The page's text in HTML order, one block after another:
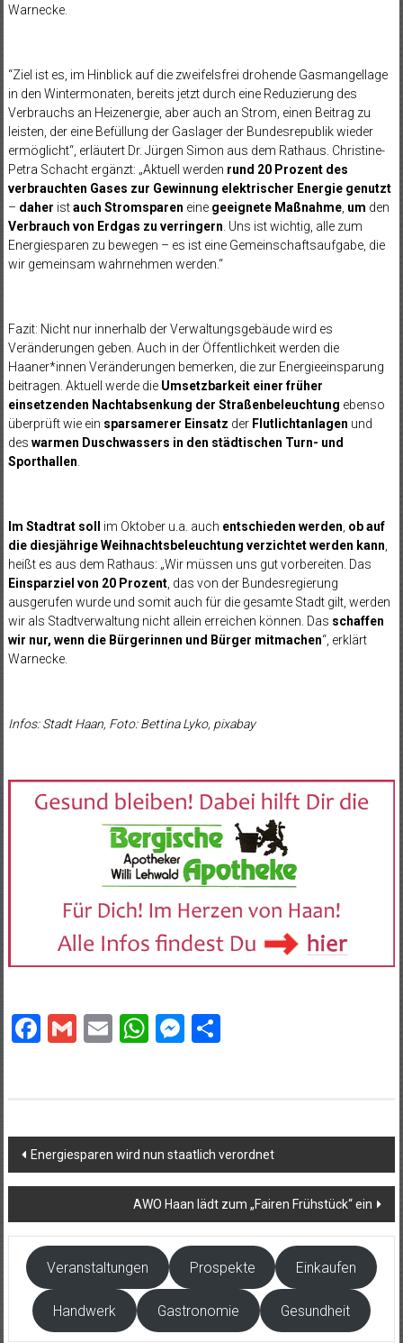
Warnecke.
“Ziel ist es, im Hinblick auf die zweifelsfrei drohende Gasmangellage
in den Wintermonaten, bereits jetzt durch eine Reduzierung des
Verbrauchs an Heizenergie, aber auch an Strom, einen Beitrag zu
leisten, der eine Befüllung der Gaslager der Bundesrepublik wieder
ermöglicht“, erläutert Dr. Jürgen Simon aus dem Rathaus. Christine-
Petra Schacht ergänzt: „Aktuell werden rund 20 Prozent des
verbrauchten Gases zur Gewinnung elektrischer Energie genutzt
– daher istauch Stromsparen eine geeignete Maßnahme, um den
Verbrauch von Erdgas zu verringern . Uns ist wichtig, alle zum
Energiesparen zu bewegen – es ist eine Gemeinschaftsaufgabe, die
wir gemeinsam wahrnehmen werden.“
Fazit: Nicht nur innerhalb der Verwaltungsgebäude wird es
Veränderungen geben. Auch in der Öffentlichkeit werden die
Haaner*innen Veränderungen bemerken, die zur Energieeinsparung
beitragen. Aktuell werde die Umsetzbarkeit einer früher
einsetzenden Nachtabsenkung der Straßenbeleuchtung ebenso
überprüft wie ein sparsamerer Einsatz derFlutlichtanlagen und
des warmen Duschwassers in den städtischen Turn- und
Sporthallen
Im Stadtrat soll im Oktober u.a. auch entschieden werden ob auf
die diesjährige Weihnachtsbeleuchtung verzichtet werden kann
heißt es aus dem Rathaus: „Wir müssen uns gut vorbereiten. Das
Einsparziel von 20 Prozent, das von der Bundesregierung
ausgerufen wurde und somit auch für die gesamte Stadt gilt, werden
wir als Stadtverwaltung nicht allein erreichen können. Das schaffen
wir nur, wenn die Bürgerinnen und Bürger mitmachen“, erklärt
Warnecke.
Infos: Stadt Haan, Foto: Bettina Lyko, pixabay
Facebook
Gmail
EmailWhatsApp
Messenger
Teilen
Beitragsnavigation
Energiesparen wird nun staatlich verordnet
AWO Haan lädt zum „Fairen Frühstück“ ein
Veranstaltungen Prospekte Einkaufen
Handwerk Gastronomie Gesundheit